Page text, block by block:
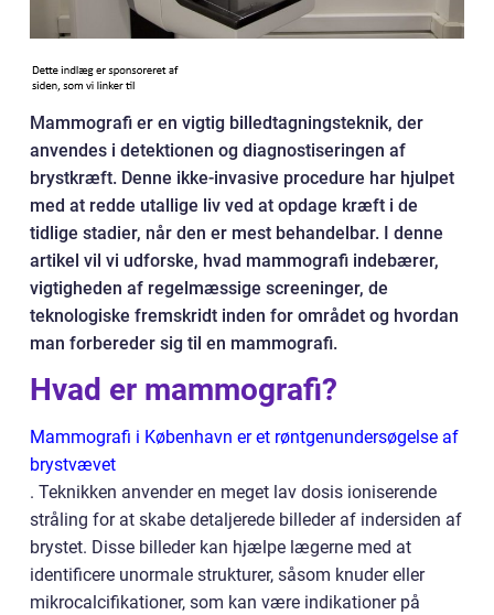
Mammografi er en vigtig billedtagningsteknik, der
anvendes i detektionen og diagnostiseringen af
brystkræft. Denne ikke-invasive procedure har hjulpet
med at redde utallige liv ved at opdage kræft i de
tidlige stadier, når den er mest behandelbar. I denne
artikel vil vi udforske, hvad mammografi indebærer,
vigtigheden af regelmæssige screeninger, de
teknologiske fremskridt inden for området og hvordan
man forbereder sig til en mammografi.
Hvad er mammografi?
Mammografi i København er et røntgenundersøgelse af
brystvævet
. Teknikken anvender en meget lav dosis ioniserende
stråling for at skabe detaljerede billeder af indersiden af
brystet. Disse billeder kan hjælpe lægerne med at
identificere unormale strukturer, såsom knuder eller
mikrocalcifikationer, som kan være indikationer på